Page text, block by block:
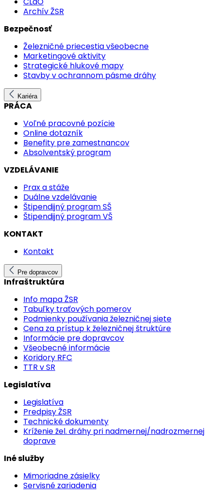
Archív ŽSR
Bezpečnosť
Železničné priecestia všeobecne
Marketingové aktivity
Strategické hlukové mapy
Stavby v ochrannom pásme dráhy
Kariéra
PRÁCA
Voľné pracovné pozície
Online dotazník
Benefity pre zamestnancov
Absolventský program
VZDELÁVANIE
Prax a stáže
Duálne vzdelávanie
Štipendijný program SŠ
Štipendijný program VŠ
KONTAKT
Kontakt
Pre dopravcov
Infraštruktúra
Info mapa ŽSR
Tabuľky traťových pomerov
Podmienky používania železničnej siete
Cena za prístup k železničnej štruktúre
Informácie pre dopravcov
Všeobecné informácie
Koridory RFC
TTR v SR
Legislatíva
Legislatíva
Predpisy ŽSR
Technické dokumenty
Kríženie žel. dráhy pri nadmernej/nadrozmernej
doprave
Iné služby
Mimoriadne zásielky
Servisné zariadenia